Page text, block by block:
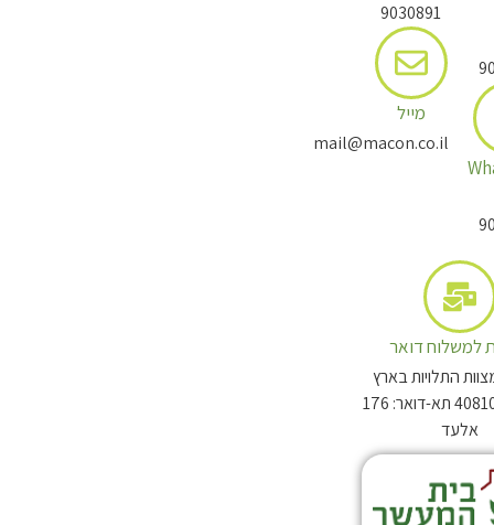
9030891
מייל
mail@macon.co.il
למשלוח דואר
התלויות בארץ
מיקוד: 4081003 תא-דואר: 176
אלעד